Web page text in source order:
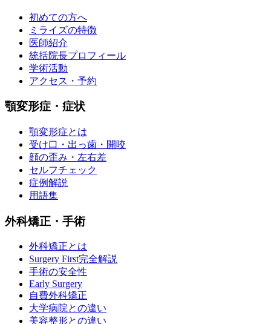
初めての方へ
ミライズの特徴
医師紹介
統括院長プロフィール
学術活動
アクセス・予約
顎変形症・症状
顎変形症とは
受け口・出っ歯・開咬
顔の歪み・左右差
セルフチェック
症例解説
用語集
外科矯正・手術
外科矯正とは
Surgery First完全解説
手術の安全性
Early Surgery
自費外科矯正
大学病院との違い
美容整形との違い